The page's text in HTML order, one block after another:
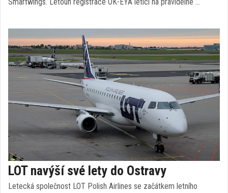
LOT navýší své lety do Ostravy
Letecká společnost LOT Polish Airlines se začátkem letního